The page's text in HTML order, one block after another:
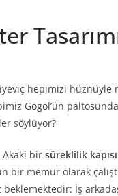
hepimizi
Gogol’ün
söylüyor?
bir süreklilik
memur olarak
İş